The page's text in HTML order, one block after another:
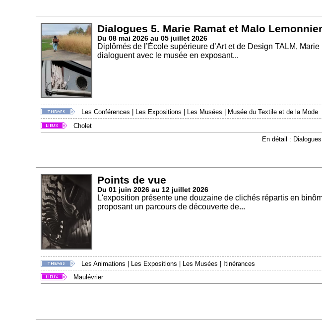
Dialogues 5. Marie Ramat et Malo Lemonnier
Du 08 mai 2026 au 05 juillet 2026
Diplômés de l’École supérieure d’Art et de Design TALM,
dialoguent avec le musée en exposant...
Les Conférences Les Expositions Les Musées
Musée du Textile et de la Mode
Cholet
En détail :
Points de vue
Du 01 juin 2026 au 12 juillet 2026
L'exposition présente une douzaine de clichés répartis en
proposant un parcours de découverte de...
Les Animations Les Expositions Les Musées
Itinérances
Maulévrier